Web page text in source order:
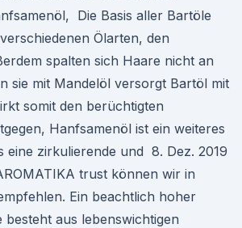
Die Basis aller Bartöle
Ölarten, den
spalten sich Haare nicht an
sie mit Mandelöl versorgt Bartöl mit
somit den berüchtigten
Hanfsamenöl ist ein weiteres
eine zirkulierende und 8. Dez. 2019
trust können wir in
Ein beachtlich hoher
besteht aus lebenswichtigen